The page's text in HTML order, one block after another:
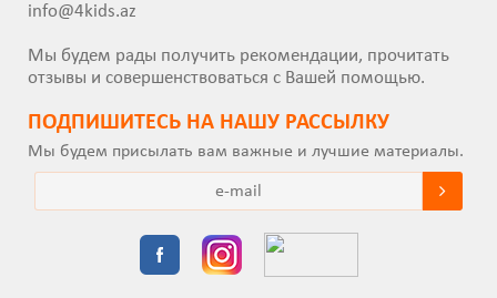
info@4kids.az
Мы будем рады получить рекомендации, прочитать
отзывы и совершенствоваться с Вашей помощью.
ПОДПИШИТEСЬ НА НАШУ РАССЫЛКУ
Мы будем присылать вам важные и лучшие материалы.